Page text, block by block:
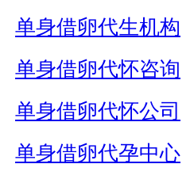
单身借卵代生机构
单身借卵代怀咨询
单身借卵代怀公司
单身借卵代孕中心